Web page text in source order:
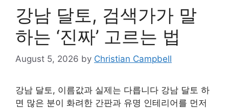
강남 달토, 검색가가 말
하는 ‘진짜’ 고르는 법
August 5, 2026 by Christian Campbell
강남 달토, 이름값과 실제는 다릅니다 강남 달토 하
면 많은 분이 화려한 간판과 유명 인테리어를 먼저